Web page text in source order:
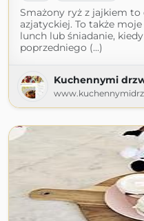
Smażony ryż z jajkiem
azjatyckiej. To także
lunch lub śniadanie,
poprzedniego (...)
Kuchennymi